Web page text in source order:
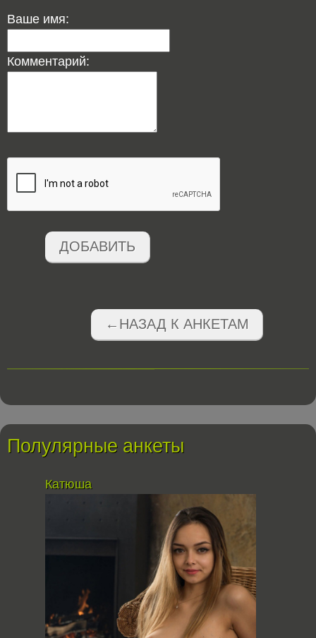
Ваше имя:
Комментарий:
ДОБАВИТЬ
←НАЗАД К АНКЕТАМ
Полулярные анкеты
Катюша